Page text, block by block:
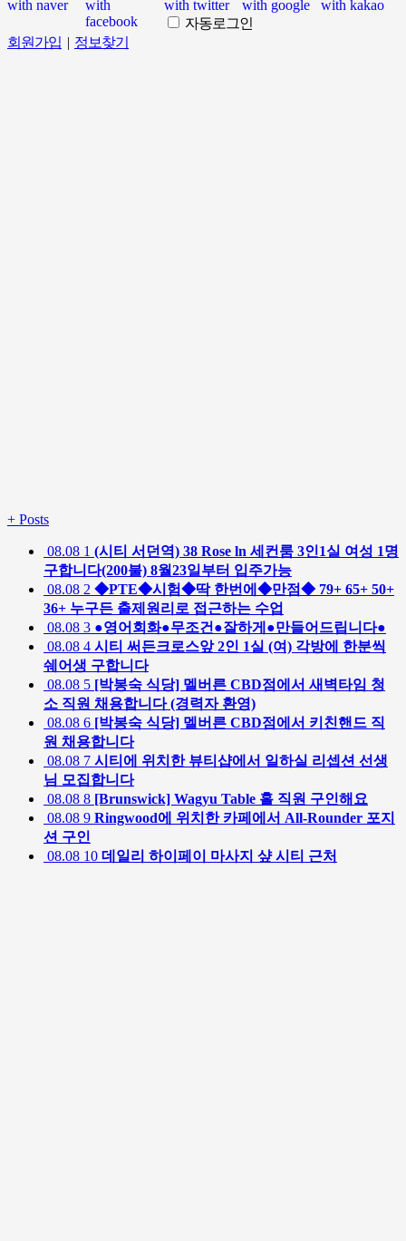
자동로그인
회원가입 | 정보찾기
+ Posts
08.08 1 (시티 서던역) 38 Rose ln 세컨룸 3인1실 여성 1명
구합니다(200불) 8월23일부터 입주가능
08.08 2 ◆PTE◆시험◆딱 한번에◆만점◆ 79+ 65+ 50+
36+ 누구든 출제원리로 접근하는 수업
08.08 3 ●영어회화●무조건●잘하게●만들어드립니다●
08.08 4 시티 써든크로스앞 2인 1실 (여) 각방에 한분씩
쉐어생 구합니다
08.08 5 [박봉숙 식당] 멜버른 CBD점에서 새벽타임 청
소 직원 채용합니다 (경력자 환영)
08.08 6 [박봉숙 식당] 멜버른 CBD점에서 키친핸드 직
원 채용합니다
08.08 7 시티에 위치한 뷰티샵에서 일하실 리셉션 선생
님 모집합니다
08.08 8 [Brunswick] Wagyu Table 홀 직원 구인해요
08.08 9 Ringwood에 위치한 카페에서 All-Rounder 포지
션 구인
08.08 10 데일리 하이페이 마사지 샾 시티 근처